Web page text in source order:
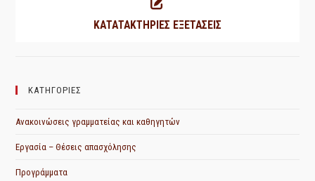
ΚΑΤΑΤΑΚΤΗΡΙΕΣ ΕΞΕΤΑΣΕΙΣ
ΚΑΤΗΓΟΡΙΕΣ
Ανακοινώσεις γραμματείας και καθηγητών
Εργασία – Θέσεις απασχόλησης
Προγράμματα